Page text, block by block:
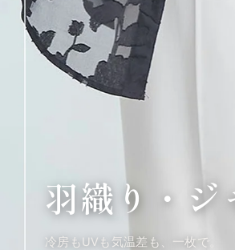
羽織り・
冷房もUVも気温差も、一枚で。